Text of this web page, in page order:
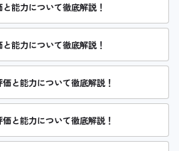
能力について徹底解説！
能力について徹底解説！
と能力について徹底解説！
と能力について徹底解説！